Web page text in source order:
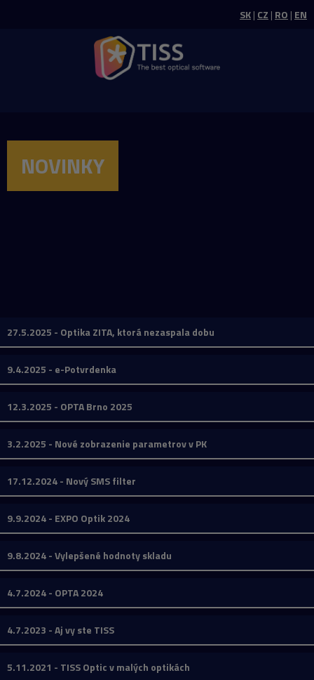
SK| CZ | RO | EN
NOVINKY
27.5.2025 - Optika ZITA, ktorá nezaspala dobu
9.4.2025 - e-Potvrdenka
12.3.2025 - OPTA Brno 2025
3.2.2025 - Nové zobrazenie parametrov v PK
17.12.2024 - Nový SMS filter
9.9.2024 - EXPO Optik 2024
9.8.2024 - Vylepšené hodnoty skladu
4.7.2024 - OPTA 2024
4.7.2023 - Aj vy ste TISS
5.11.2021 - TISS Optic v malých optikách